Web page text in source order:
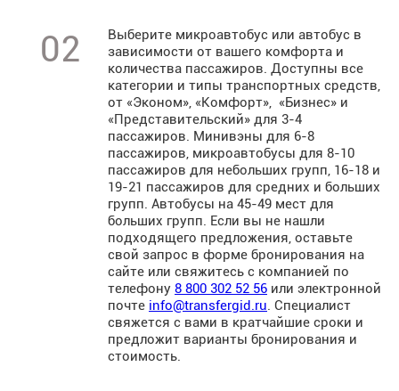
02
Выберите микроавтобус или автобус в
зависимости от вашего комфорта и
количества пассажиров. Доступны все
категории и типы транспортных средств,
от «Эконом», «Комфорт», «Бизнес» и
«Представительский» для 3-4
пассажиров. Минивэны для 6-8
пассажиров, микроавтобусы для 8-10
пассажиров для небольших групп, 16-18 и
19-21 пассажиров для средних и больших
групп. Автобусы на 45-49 мест для
больших групп. Если вы не нашли
подходящего предложения, оставьте
свой запрос в форме бронирования на
сайте или свяжитесь с компанией по
телефону 8 800 302 52 56 или электронной
почте info@transfergid.ru. Специалист
свяжется с вами в кратчайшие сроки и
предложит варианты бронирования и
стоимость.